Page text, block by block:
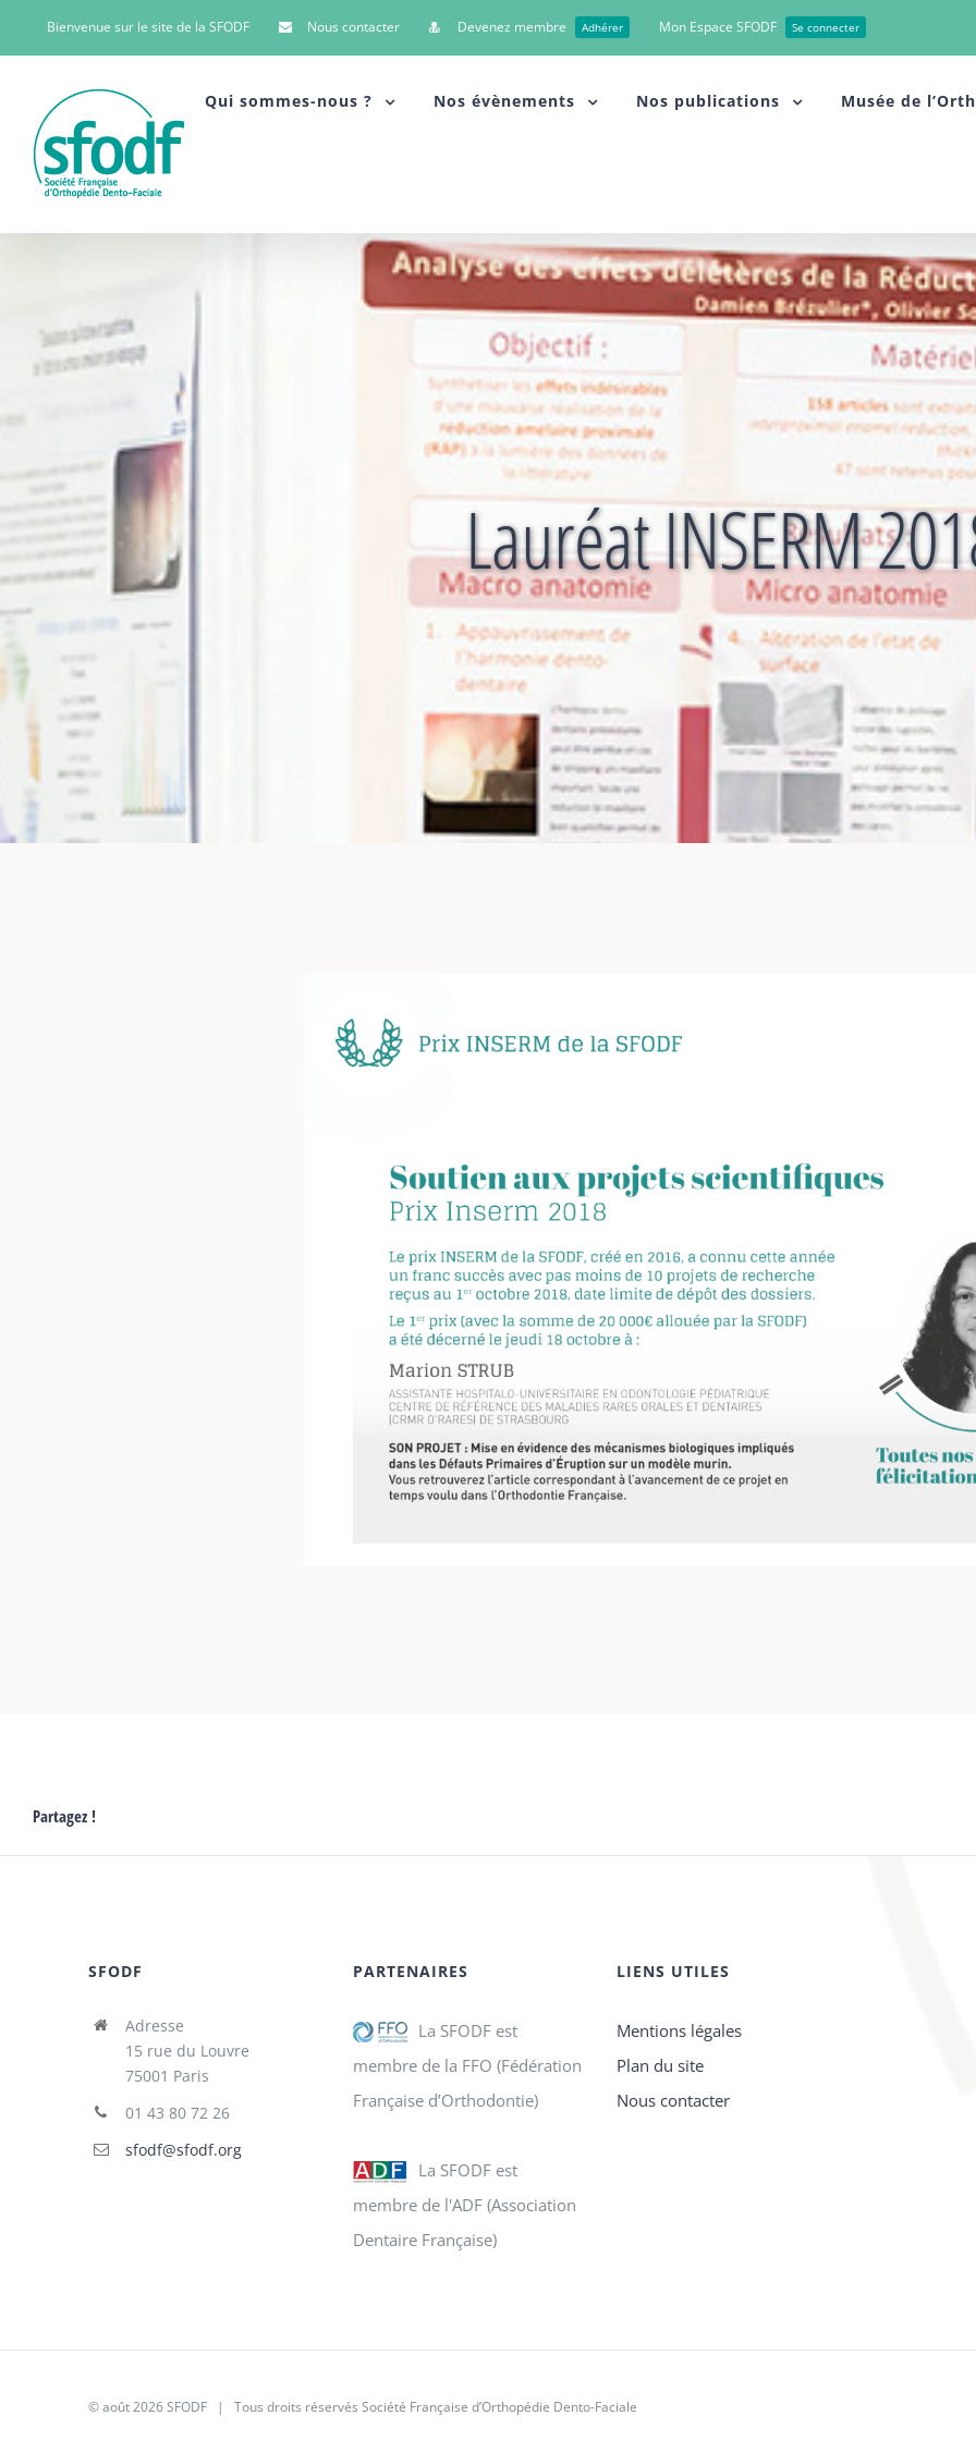
Bienvenue sur le site de la SFODF Nous contacter Devenez membre Adhérer Mon Espace SFODF Se connecter
Qui sommes-nous ? Nos évènements Nos publications Musée de
Lauréat INSERM
Partagez !
SFODF
Adresse
15 rue du Louvre
75001 Paris
01 43 80 72 26
sfodf@sfodf.org
PARTENAIRES
La SFODF est
membre de la FFO (Fédération
Française d’Orthodontie)
La SFODF est
membre de l'ADF (Association
Dentaire Française)
LIENS UTILES
Mentions légales
Plan du site
Nous contacter
© août 2026SFODF | Tous droits réservés Société Française d’Orthopédie Dento-Faciale